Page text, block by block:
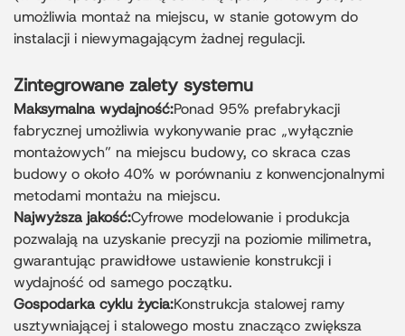
umożliwia montaż na miejscu, w stanie gotowym do
instalacji i niewymagającym żadnej regulacji.
Zintegrowane zalety systemu
Maksymalna wydajność:Ponad 95% prefabrykacji
fabrycznej umożliwia wykonywanie prac „wyłącznie
montażowych” na miejscu budowy, co skraca czas
budowy o około 40% w porównaniu z konwencjonalnymi
metodami montażu na miejscu.
Najwyższa jakość:Cyfrowe modelowanie i produkcja
pozwalają na uzyskanie precyzji na poziomie milimetra,
gwarantując prawidłowe ustawienie konstrukcji i
wydajność od samego początku.
Gospodarka cyklu życia:Konstrukcja stalowej ramy
usztywniającej i stalowego mostu znacząco zwiększa